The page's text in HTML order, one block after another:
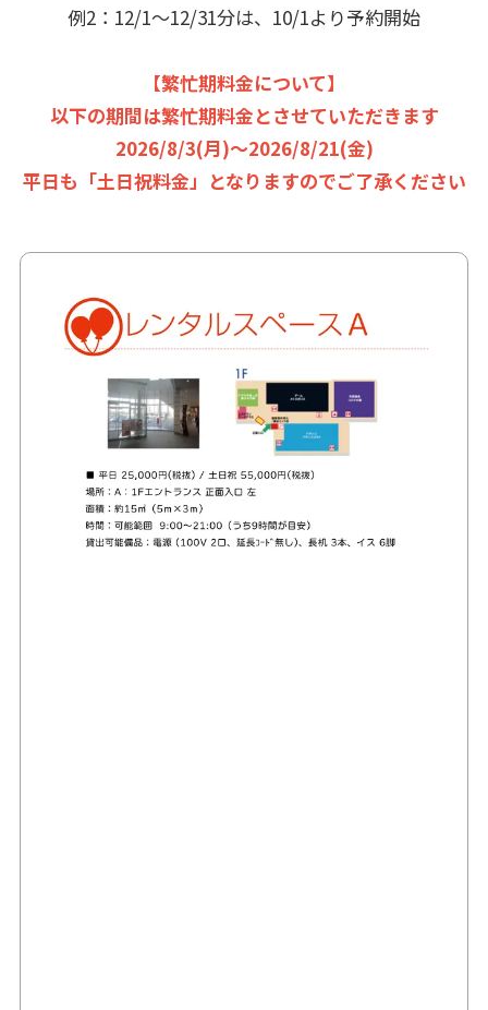
例2：12/1～12/31分は、10/1より予約開始
【繁忙期料金について】
以下の期間は繁忙期料金とさせていただきます
2026/8/3(月)～2026/8/21(金)
平日も「土日祝料金」となりますのでご了承ください